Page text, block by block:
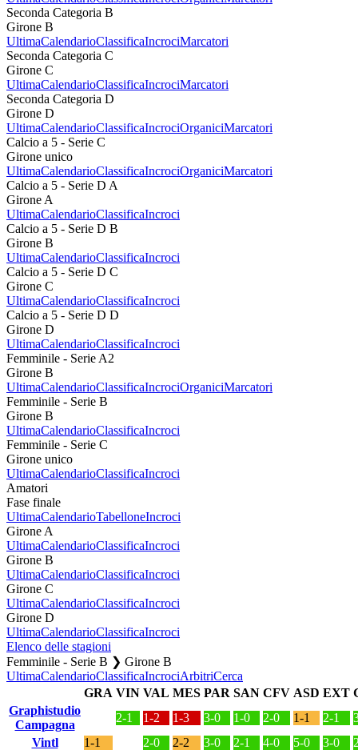
Seconda Categoria B
Girone B
UltimaCalendarioClassificaIncrociMarcatori
Seconda Categoria C
Girone C
UltimaCalendarioClassificaIncrociMarcatori
Seconda Categoria D
Girone D
UltimaCalendarioClassificaIncrociOrganiciMarcatori
Calcio a 5 - Serie C
Girone unico
UltimaCalendarioClassificaIncrociOrganiciMarcatori
Calcio a 5 - Serie D A
Girone A
UltimaCalendarioClassificaIncroci
Calcio a 5 - Serie D B
Girone B
UltimaCalendarioClassificaIncroci
Calcio a 5 - Serie D C
Girone C
UltimaCalendarioClassificaIncroci
Calcio a 5 - Serie D D
Girone D
UltimaCalendarioClassificaIncroci
Femminile - Serie A2
Girone B
UltimaCalendarioClassificaIncrociOrganiciMarcatori
Femminile - Serie B
Girone B
UltimaCalendarioClassificaIncroci
Femminile - Serie C
Girone unico
UltimaCalendarioClassificaIncroci
Amatori
Fase finale
UltimaCalendarioTabelloneIncroci
Girone A
UltimaCalendarioClassificaIncroci
Girone B
UltimaCalendarioClassificaIncroci
Girone C
UltimaCalendarioClassificaIncroci
Girone D
UltimaCalendarioClassificaIncroci
Elenco delle stagioni
Femminile - Serie B ❯ Girone B
UltimaCalendarioClassificaIncrociArbitriCerca
GRA VIN VAL MES PAR SAN CFV ASD EXT
Graphistudio
Campagna
2-1 1-2 1-3 3-0 1-0 2-0 1-1 2-1
Vintl
1-1 2-0 2-2 3-0 2-1 4-0 5-0 3-0